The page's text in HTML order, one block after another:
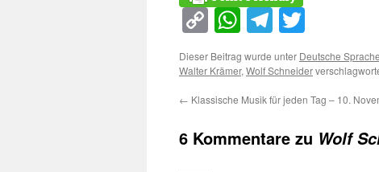
Copy
Link
WhatsApp
Telegram
Dieser Beitrag wurde unter Deutsche Sprache
Walter Krämer, Wolf Schneider
← Klassische Musik für jeden Tag – 10.
6 Kommentare zu Wolf